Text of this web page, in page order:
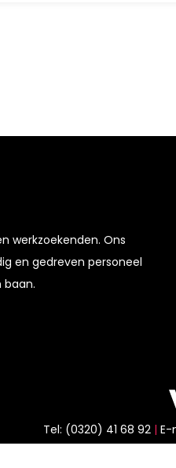
werkzoekenden. Ons
en gedreven personeel
baan.
Tel: (0320) 41 68 92 E-